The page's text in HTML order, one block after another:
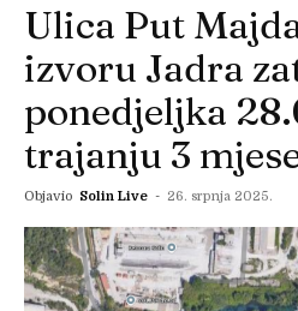
Ulica Put
izvoru Jadra
ponedjeljka
trajanju 3
Objavio Solin Live - 26. srpnja 2025.